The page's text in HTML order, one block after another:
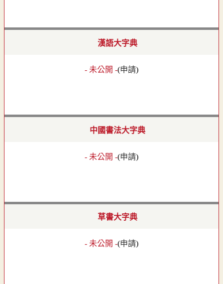
漢語大字典
- 未公開 -(申請)
中國書法大字典
- 未公開 -(申請)
草書大字典
- 未公開 -(申請)